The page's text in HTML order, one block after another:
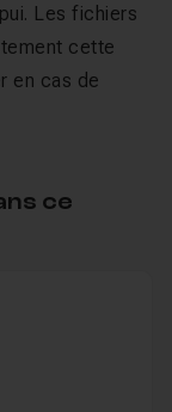
Les fichiers
cette
en cas de
ce